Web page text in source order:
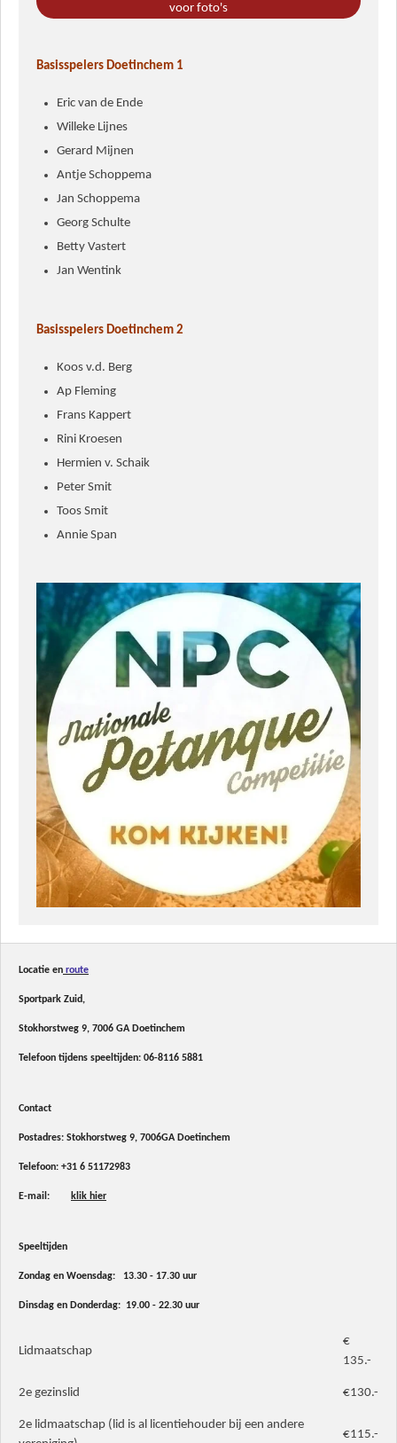
voor foto's
Basisspelers Doetinchem 1
Eric van de Ende
Willeke Lijnes
Gerard Mijnen
Antje Schoppema
Jan Schoppema
Georg Schulte
Betty Vastert
Jan Wentink
Basisspelers Doetinchem 2
Koos v.d. Berg
Ap Fleming
Frans Kappert
Rini Kroesen
Hermien v. Schaik
Peter Smit
Toos Smit
Annie Span
Locatie en route
Sportpark Zuid,
Stokhorstweg 9, 7006 GA Doetinchem
Telefoon tijdens speeltijden: 06-8116 5881
Contact
Postadres: Stokhorstweg 9, 7006GA Doetinchem
Telefoon: +31 6 51172983
E-mail: klik hier
Speeltijden
Zondag en Woensdag: 13.30 - 17.30 uur
Dinsdag en Donderdag: 19.00 - 22.30 uur
Lidmaatschap
€
135.-
2e gezinslid €130.-
2e lidmaatschap (lid is al licentiehouder bij een andere
€115.-